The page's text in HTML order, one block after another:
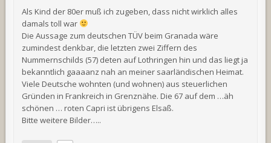
Als Kind der 80er muß ich zugeben, dass nicht wirklich alles
damals toll war
Die Aussage zum deutschen TÜV beim Granada wäre
zumindest denkbar, die letzten zwei Ziffern des
Nummernschilds (57) deten auf Lothringen hin und das liegt ja
bekanntlich gaaaanz nah an meiner saarländischen Heimat.
Viele Deutsche wohnten (und wohnen) aus steuerlichen
Gründen in Frankreich in Grenznähe. Die 67 auf dem …äh
schönen … roten Capri ist übrigens Elsaß.
Bitte weitere Bilder…..